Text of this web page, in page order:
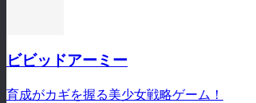
ビビッドアーミー
育成がカギを握る美少女戦略ゲーム！